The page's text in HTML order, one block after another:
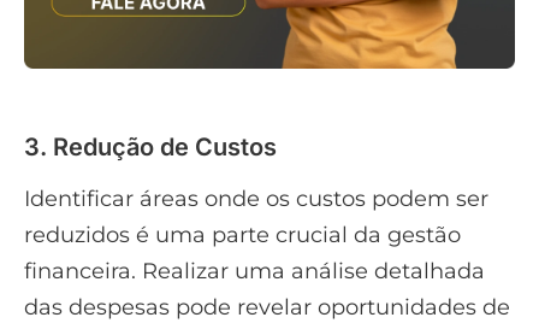
3. Redução de Custos
Identificar áreas onde os custos podem ser
reduzidos é uma parte crucial da gestão
financeira. Realizar uma análise detalhada
das despesas pode revelar oportunidades de